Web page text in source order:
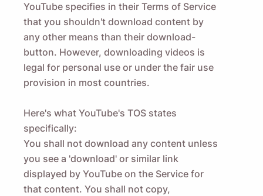
YouTube specifies in their Terms of Service
that you shouldn't download content by
any other means than their download-
button. However, downloading videos is
legal for personal use or under the fair use
provision in most countries.
Here's what YouTube's TOS states
specifically:
You shall not download any content unless
you see a 'download' or similar link
displayed by YouTube on the Service for
that content. You shall not copy,